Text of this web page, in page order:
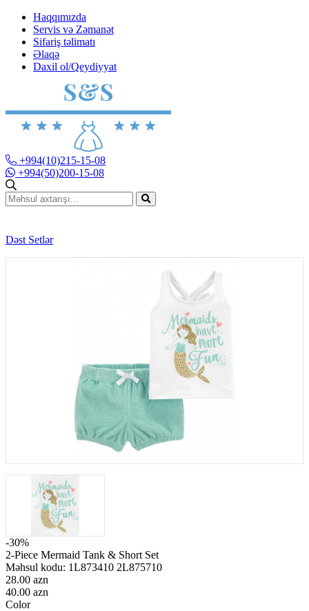
Haqqımızda
Servis və Zəmanət
Sifariş təlimatı
Əlaqə
Daxil ol/Qeydiyyat
+994(10)215-15-08
+994(50)200-15-08
Dəst Setlər
-30%
2-Piece Mermaid Tank & Short Set
Məhsul kodu: 1L873410 2L875710
28.00 azn
40.00 azn
Color